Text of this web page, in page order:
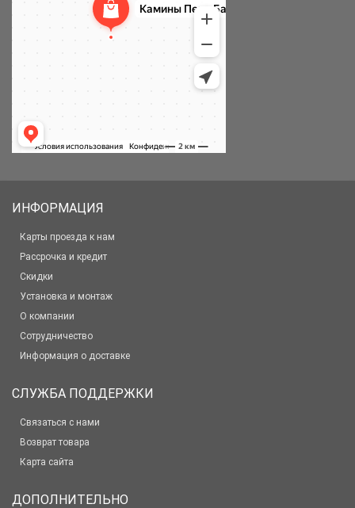
ИНФОРМАЦИЯ
Карты проезда к нам
Рассрочка и кредит
Скидки
Установка и монтаж
О компании
Сотрудничество
Информация о доставке
СЛУЖБА ПОДДЕРЖКИ
Связаться с нами
Возврат товара
Карта сайта
ДОПОЛНИТЕЛЬНО